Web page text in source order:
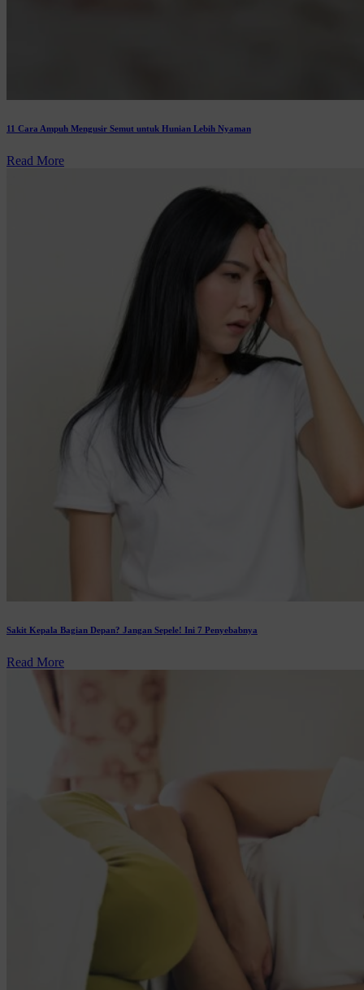
11 Cara Ampuh Mengusir Semut untuk Hunian Lebih Nyaman
Read More
Sakit Kepala Bagian Depan? Jangan Sepele! Ini 7 Penyebabnya
Read More